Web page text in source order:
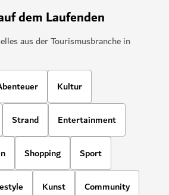
dem Laufenden
aus der Tourismusbranche in
Kultur
Strand Entertainment
Shopping Sport
Kunst Community